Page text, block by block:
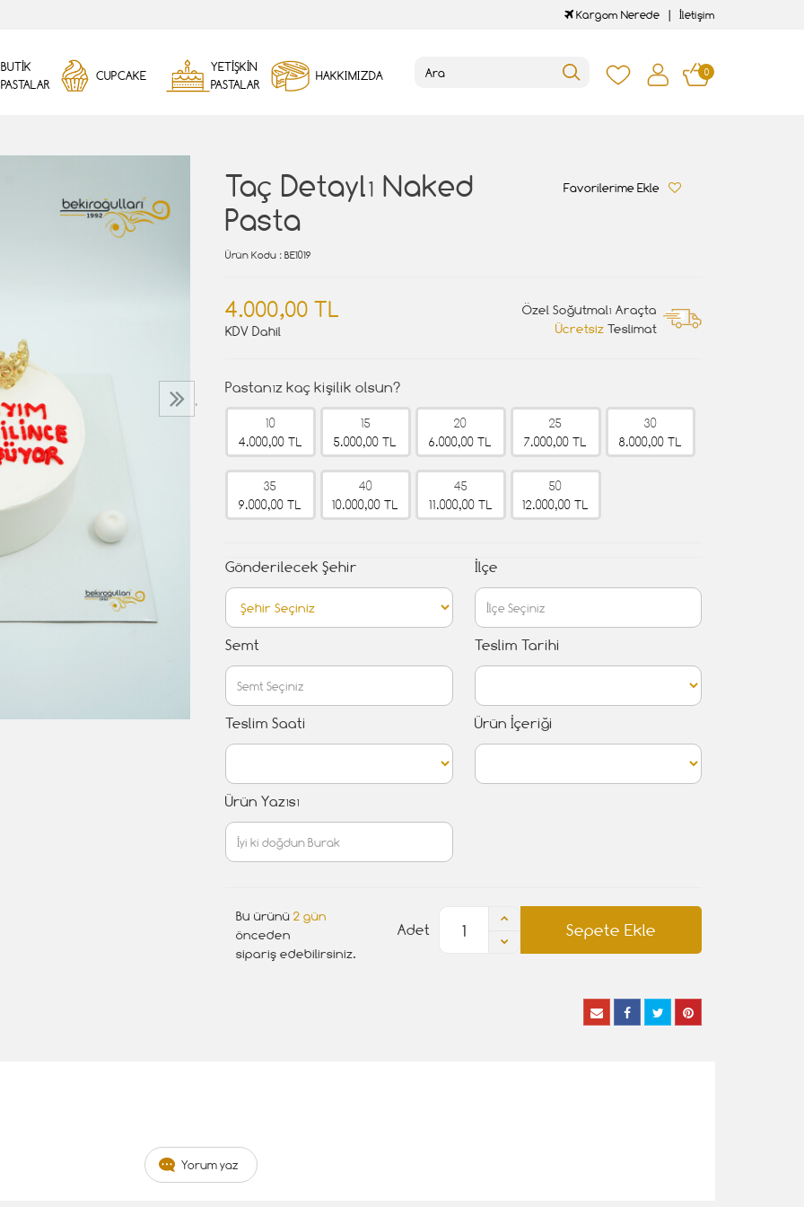
Kargom Nerede İletişim
BUTİK
PASTALAR
CUPCAKE
YETİŞKİN
PASTALAR
HAKKIMIZDA 0
›
Taç Detaylı Naked
Pasta
Favorilerime Ekle
Ürün Kodu : BE1019
4.000,00 TL
KDV Dahil
Özel Soğutmalı Araçta
Ücretsiz Teslimat
Pastanız kaç kişilik olsun?
10
4.000,00 TL
15
5.000,00 TL
20
6.000,00 TL
25
7.000,00 TL
30
8.000,00 TL
35
9.000,00 TL
40
10.000,00 TL
45
11.000,00 TL
50
12.000,00 TL
Gönderilecek Şehir İlçe
Semt Teslim Tarihi
Teslim Saati Ürün İçeriği
Ürün Yazısı
Bu ürünü 2 gün
önceden
sipariş edebilirsiniz.
Sepete Ekle
Adet
Yorum yaz